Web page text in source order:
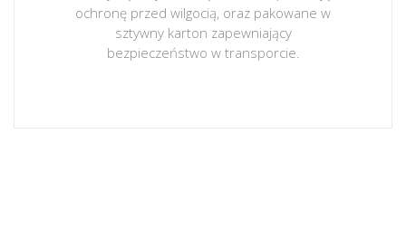
ochronę przed wilgocią, oraz pakowane w
sztywny karton zapewniający
bezpieczeństwo w transporcie.